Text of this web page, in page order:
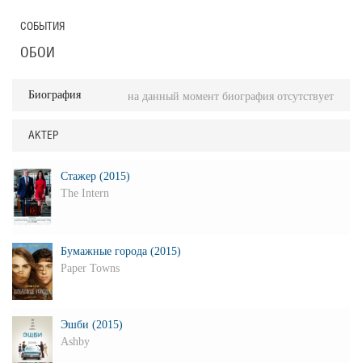
СОБЫТИЯ
ОБОИ
Биография на данный момент биография отсутствует
АКТЕР
Стажер (2015)
The Intern
Бумажные города (2015)
Paper Towns
Эшби (2015)
Ashby